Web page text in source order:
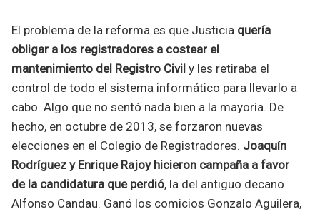
El problema de la reforma es que Justicia quería
obligar a los registradores a costear el
mantenimiento del Registro Civil y les retiraba el
control de todo el sistema informático para llevarlo a
cabo. Algo que no sentó nada bien a la mayoría. De
hecho, en octubre de 2013, se forzaron nuevas
elecciones en el Colegio de Registradores. Joaquín
Rodríguez y Enrique Rajoy hicieron campaña a favor
de la candidatura que perdió, la del antiguo decano
Alfonso Candau. Ganó los comicios Gonzalo Aguilera,